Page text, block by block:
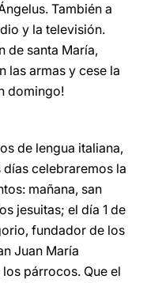
También a
y la televisión.
de santa María,
las armas y cese la
domingo!
de lengua italiana,
celebraremos la
mañana, san
jesuitas; el día 1 de
fundador de los
Juan María
párrocos. Que el